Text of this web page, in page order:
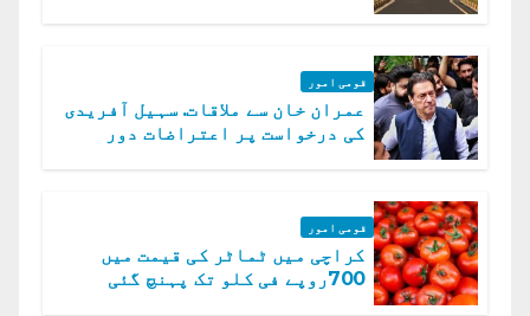
قومی امور
عمران خان سے ملاقات. سہیل آفریدی
کی درخواست پر اعتراضات دور
قومی امور
کراچی میں ٹماٹر کی قیمت میں
700روپے فی کلو تک پہنچ گئی